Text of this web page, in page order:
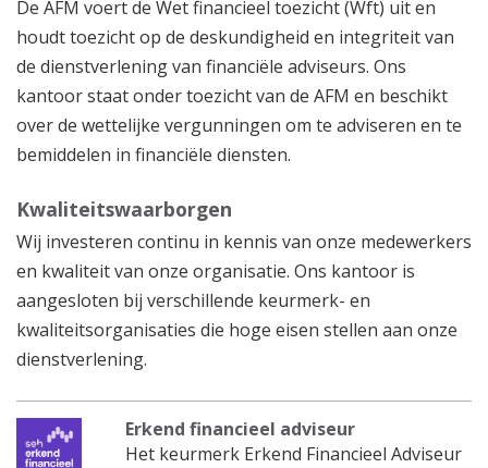
De AFM voert de Wet financieel toezicht (Wft) uit en
houdt toezicht op de deskundigheid en integriteit van
de dienstverlening van financiële adviseurs. Ons
kantoor staat onder toezicht van de AFM en beschikt
over de wettelijke vergunningen om te adviseren en te
bemiddelen in financiële diensten.
Kwaliteitswaarborgen
Wij investeren continu in kennis van onze medewerkers
en kwaliteit van onze organisatie. Ons kantoor is
aangesloten bij verschillende keurmerk- en
kwaliteitsorganisaties die hoge eisen stellen aan onze
dienstverlening.
Erkend financieel adviseur
Het keurmerk Erkend Financieel Adviseur